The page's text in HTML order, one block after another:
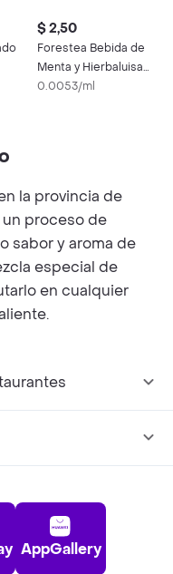
$ 2,50
Forestea Bebida de
Menta y Hierbaluisa
Sabor a Fresa Limón
0.0053/ml
la provincia de
un proceso de
sabor y aroma de
especial de
en cualquier
AppGallery